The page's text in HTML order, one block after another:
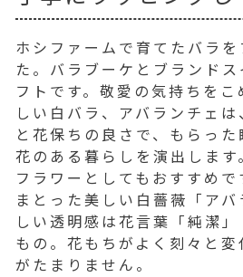
ホシファームで育てたバラ
た。バラブーケとブランド
フトです。敬愛の気持ちを
しい白バラ、アバランチェ
と花保ちの良さで、もらっ
花のある暮らしを演出します
フラワーとしてもおすすめで
まとった美しい白薔薇「ア
しい透明感は花言葉「純潔
もの。花もちがよく刻々と
がたまりません。